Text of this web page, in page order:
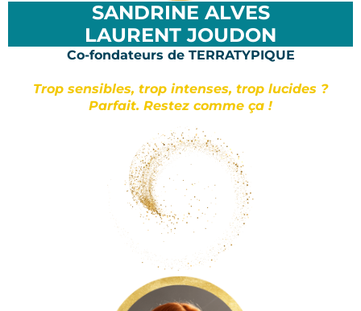
SANDRINE ALVES
LAURENT JOUDON
Co-fondateurs de TERRATYPIQUE
Trop sensibles, trop intenses, trop lucides ?
Parfait. Restez comme ça !